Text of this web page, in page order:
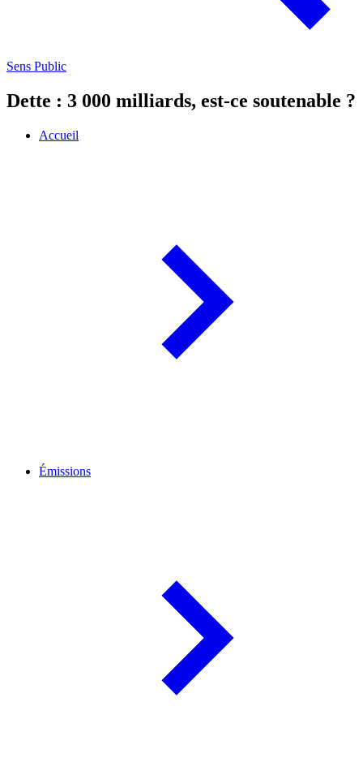
Sens Public
Dette : 3 000 milliards, est-ce soutenable ?
Accueil
Émissions